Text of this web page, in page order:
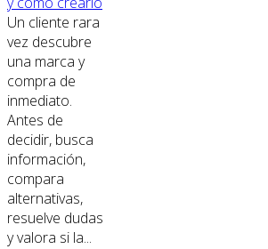
Un cliente rara
vez descubre
una marca y
compra de
inmediato.
Antes de
decidir, busca
información,
compara
alternativas,
resuelve dudas
y valora si la...